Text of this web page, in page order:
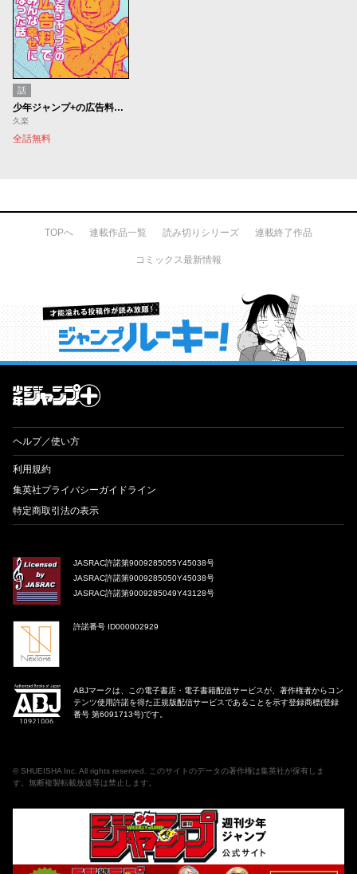
話
少年ジャンプ+の広告料でみんな幸せになった話
久楽
全話無料
TOPへ 連載作品一覧 読み切りシリーズ 連載終了作品
コミックス最新情報
才能溢れる投稿作が読み放題！ ジャンプルーキー！
ヘルプ／使い方
利用規約
集英社プライバシーガイドライン
特定商取引法の表示
JASRAC許諾第9009285055Y45038号
JASRAC許諾第9009285050Y45038号
JASRAC許諾第9009285049Y43128号
許諾番号 ID000002929
ABJマークは、この電子書店・電子書籍配信サービスが、著作権者からコン
テンツ使用許諾を得た正規版配信サービスであることを示す登録商標(登録
番号 第6091713号)です。
© SHUEISHA Inc . All rights reserved. このサイトのデータの著作権は集英社が保有しま
す。無断複製転載放送等は禁止します。